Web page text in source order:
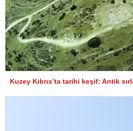
Kuzey Kıbrıs’ta tarihi keşif: Antik